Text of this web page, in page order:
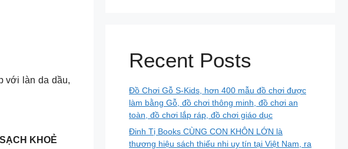
với làn da dầu,
KHOẺ
Recent Posts
Đồ Chơi Gỗ S-Kids, hơn 400 mẫu đồ chơi được
làm bằng Gỗ, đồ chơi thông minh, đồ chơi an
toàn, đồ chơi lắp ráp, đồ chơi giáo dục
Đinh Tị Books CÙNG CON KHÔN LỚN là
thương hiệu sách thiếu nhi uy tín tại Việt Nam, ra